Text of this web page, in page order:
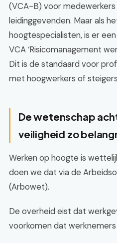
(VCA-B) voor
leidinggevenden. Maar als
hoogtespecialisten, is er
VCA ‘Risicomanagement
Dit is de standaard voor
met hoogwerkers of
De wetenschap
veiligheid zo
Werken op hoogte is
doen we dat via de
(Arbowet).
De overheid eist dat
voorkomen dat werknemers